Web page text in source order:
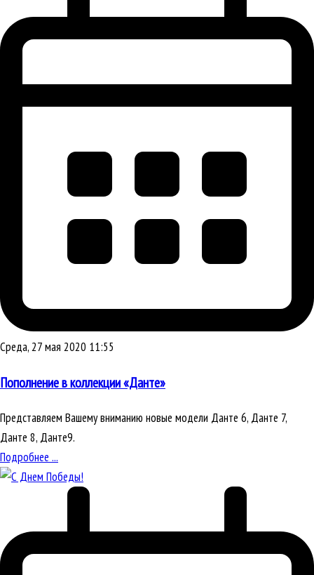
Среда, 27 мая 2020 11:55
Пополнение в коллекции «Данте»
Представляем Вашему вниманию новые модели Данте 6, Данте 7,
Данте 8, Данте9.
Подробнее ...